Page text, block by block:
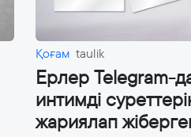
Қоғам taulik
Ерлер Telegram-
интимді
жариялап